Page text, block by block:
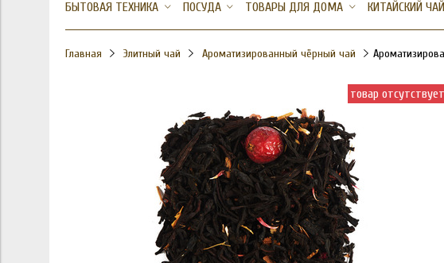
БЫТОВАЯ ТЕХНИКА ПОСУДА ТОВАРЫ ДЛЯ ДОМА КИТАЙСКИЙ ЧАЙ
Главная Элитный чай Ароматизированный чёрный чай
товар отсутствует